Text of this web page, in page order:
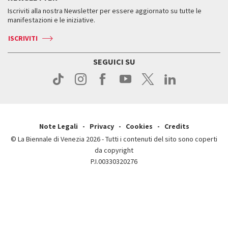
Come raggiungerci
Contatti
Press
Biglietti
Servizi al pubblico
Come raggiungerci
Contatti
Orari e sedi
Iscriviti alla nostra Newsletter per essere aggiornato su tutte le
manifestazioni e le iniziative.
ISCRIVITI
SEGUICI SU
Note Legali Privacy Cookies
Credits
© La Biennale di Venezia 2026 - Tutti i contenuti del sito sono coperti
da copyright
P.I.00330320276